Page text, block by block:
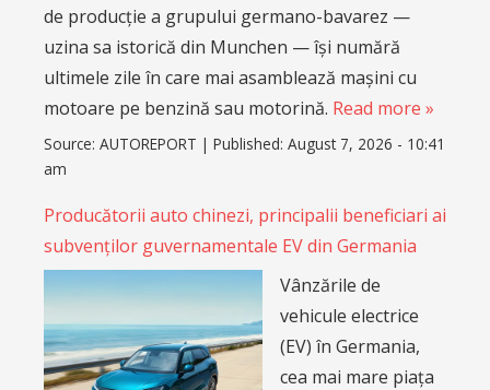
de producție a grupului germano-bavarez —
uzina sa istorică din Munchen — își numără
ultimele zile în care mai asamblează mașini cu
motoare pe benzină sau motorină. Read more »
Source: AUTOREPORT | Published: August 7, 2026 - 10:41
am
Producătorii auto chinezi, principalii beneficiari ai
subvenților guvernamentale EV din Germania
Vânzările de
vehicule electrice
(EV) în Germania,
cea mai mare piața